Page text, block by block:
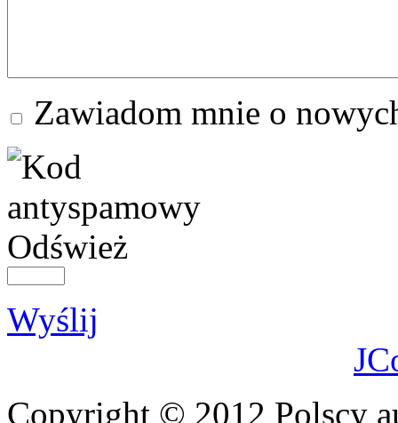
Zawiadom mnie o
Odśwież
Wyślij
Copyright © 2012 Polscy